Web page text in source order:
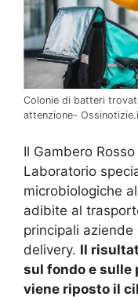
Colonie di batteri
attenzione-
Il Gambero
Laboratorio
microbiologiche
adibite al
principali
delivery. Il
sul fondo e sulle
viene riposto il